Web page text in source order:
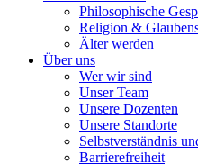
Philosophische
Religion &
Älter werden
Über uns
Wer wir sind
Unser Team
Unsere Dozenten
Unsere Standorte
Selbstverständnis
Barrierefreiheit